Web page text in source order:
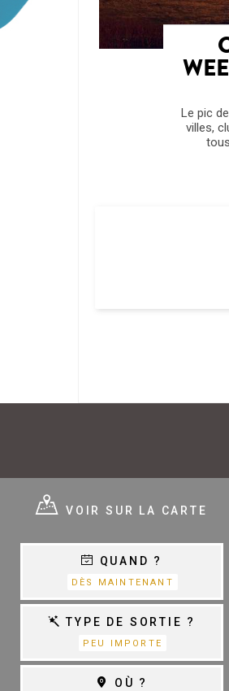
Le pic
villes,
VOIR SUR LA CARTE
QUAND ?
DÈS MAINTENANT
TYPE DE SORTIE ?
PEU IMPORTE
OÙ ?
CHANSON &